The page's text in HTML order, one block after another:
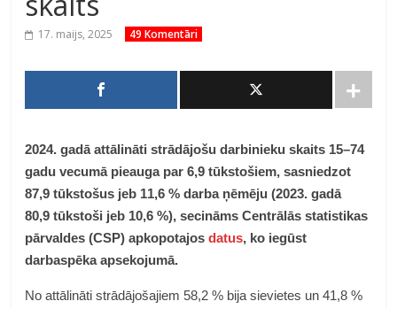
17. maijs, 2025 49 Komentāri
2024. gadā attālināti strādājošu darbinieku skaits 15–74
gadu vecumā pieauga par 6,9 tūkstošiem, sasniedzot
87,9 tūkstošus jeb 11,6 % darba ņēmēju (2023. gadā
80,9 tūkstoši jeb 10,6 %), secināms Centrālās statistikas
pārvaldes (CSP) apkopotajosdatus, ko iegūst
darbaspēka apsekojumā.
No attālināti strādājošajiem 58,2 % bija sievietes un 41,8 %